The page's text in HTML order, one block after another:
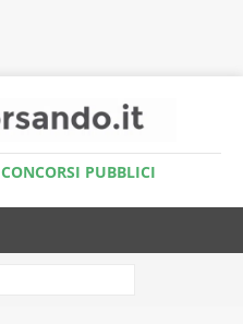
PUBBLICI